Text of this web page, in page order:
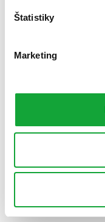
Štatistiky
Marketing